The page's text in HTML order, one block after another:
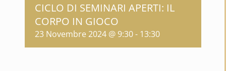
CICLO DI SEMINARI APERTI: IL
CORPO IN GIOCO
23 Novembre 2024 @ 9:30- 13:30